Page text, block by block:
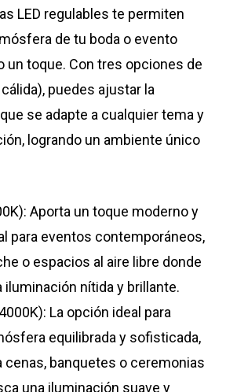
LED regulables te permiten
de tu boda o evento
un toque. Con tres opciones de
puedes ajustar la
se adapte a cualquier tema y
logrando un ambiente único
Aporta un toque moderno y
para eventos contemporáneos,
o espacios al aire libre donde
iluminación nítida y brillante.
La opción ideal para
equilibrada y sofisticada,
cenas, banquetes o ceremonias
una iluminación suave y